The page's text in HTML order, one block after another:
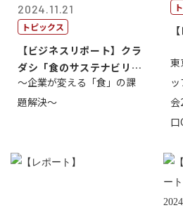
2024.11.21
トピックス
【ビジネスリポート】クラ
ダシ「食のサステナビリテ
ィ共創・協働...
～企業が変える「食」の課
題解決～
東
口